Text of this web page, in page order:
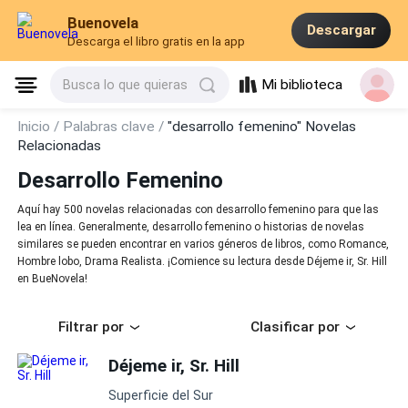
Buenovela
Descarga el libro gratis en la app
Descargar
Busca lo que quieras Mi biblioteca
Inicio / Palabras clave /"desarrollo femenino" Novelas
Relacionadas
Desarrollo Femenino
Aquí hay 500 novelas relacionadas con desarrollo femenino para que las
lea en línea. Generalmente, desarrollo femenino o historias de novelas
similares se pueden encontrar en varios géneros de libros, como Romance,
Hombre lobo, Drama Realista. ¡Comience su lectura desde Déjeme ir, Sr. Hill
en BueNovela!
Filtrar por Clasificar por
Déjeme ir, Sr. Hill
Superficie del Sur